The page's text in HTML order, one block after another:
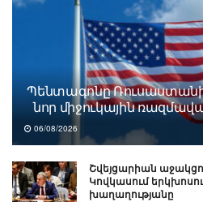
Պենտագոնը
նոր միջուկային
06/08/2026
Շվեյցարիան
Կովկասում
խաղաղությանը